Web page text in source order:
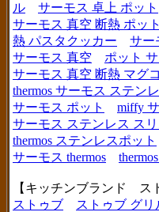
ル
サーモス 卓上 ポット
サーモス 真空 断熱 ポッ
熱 パスタクッカー
サー
サーモス 真空
ポット
サーモス 真空 断熱 マグ
thermos サーモス ステン
サーモス ポット
miffy
サーモス ステンレス ス
thermos ステンレスポット
サーモス thermos
【キッチンブランド ス
ストゥブ
ストゥブ グリ